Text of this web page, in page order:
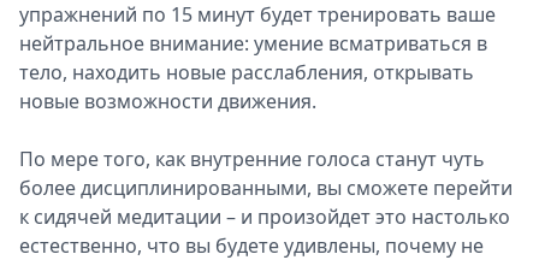
упражнений по 15 минут будет тренировать ваше
нейтральное внимание: умение всматриваться в
тело, находить новые расслабления, открывать
новые возможности движения.
По мере того, как внутренние голоса станут чуть
более дисциплинированными, вы сможете перейти
к сидячей медитации – и произойдет это настолько
естественно, что вы будете удивлены, почему не